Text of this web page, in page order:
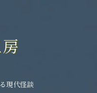
現代怪談